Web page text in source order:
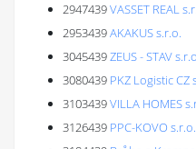
2947439VASSET REAL
2953439AKAKUS s.r.o.
3045439ZEUS - STAV
3080439 PKZ Logistic CZ
3103439VILLA HOMES
3126439 PPC-KOVO s.r.o.